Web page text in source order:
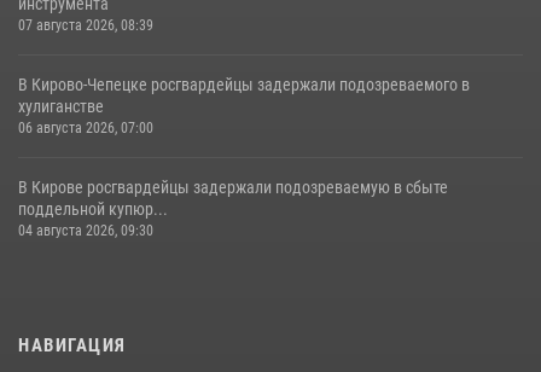
инструмента
07 августа 2026, 08:39
В Кирово-Чепецке росгвардейцы задержали подозреваемого в
хулиганстве
06 августа 2026, 07:00
В Кирове росгвардейцы задержали подозреваемую в сбыте
поддельной купюр...
04 августа 2026, 09:30
НАВИГАЦИЯ